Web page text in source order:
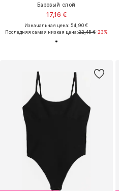
Базовый слой
17,16 €
Изначальная цена: 54,90 €
Последняя самая низкая цена:22,45 €-23%